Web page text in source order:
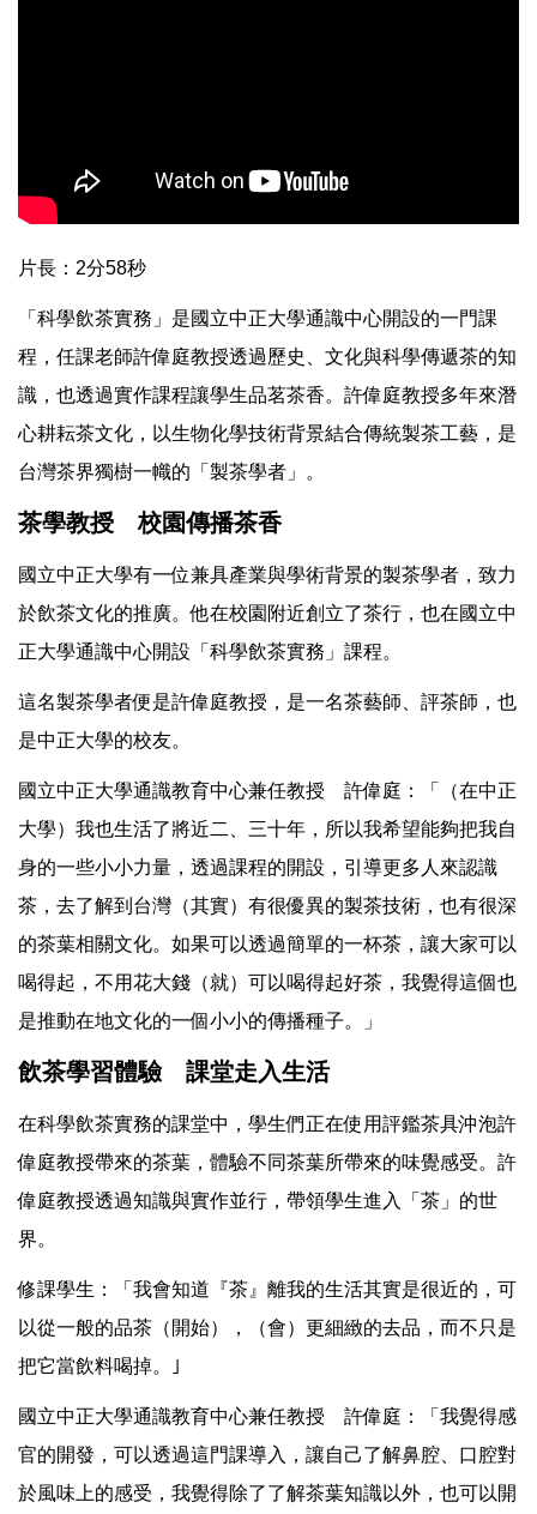
片長：2分58秒
「科學飲茶實務」是國立中正大學通識中心開設的一門課
程，任課老師許偉庭教授透過歷史、文化與科學傳遞茶的知
識，也透過實作課程讓學生品茗茶香。許偉庭教授多年來潛
心耕耘茶文化，以生物化學技術背景結合傳統製茶工藝，是
台灣茶界獨樹一幟的「製茶學者」。
茶學教授 校園傳播茶香
國立中正大學有一位兼具產業與學術背景的製茶學者，致力
於飲茶文化的推廣。他在校園附近創立了茶行，也在國立中
正大學通識中心開設「科學飲茶實務」課程。
這名製茶學者便是許偉庭教授，是一名茶藝師、評茶師，也
是中正大學的校友。
國立中正大學通識教育中心兼任教授 許偉庭：「（在中正
大學）我也生活了將近二、三十年，所以我希望能夠把我自
身的一些小小力量，透過課程的開設，引導更多人來認識
茶，去了解到台灣（其實）有很優異的製茶技術，也有很深
的茶葉相關文化。如果可以透過簡單的一杯茶，讓大家可以
喝得起，不用花大錢（就）可以喝得起好茶，我覺得這個也
是推動在地文化的一個小小的傳播種子。」
飲茶學習體驗 課堂走入生活
在科學飲茶實務的課堂中，學生們正在使用評鑑茶具沖泡許
偉庭教授帶來的茶葉，體驗不同茶葉所帶來的味覺感受。許
偉庭教授透過知識與實作並行，帶領學生進入「茶」的世
界。
修課學生：「我會知道『茶』離我的生活其實是很近的，可
以從一般的品茶（開始），（會）更細緻的去品，而不只是
把它當飲料喝掉。｣
國立中正大學通識教育中心兼任教授 許偉庭：「我覺得感
官的開發，可以透過這門課導入，讓自己了解鼻腔、口腔對
於風味上的感受，我覺得除了了解茶葉知識以外，也可以開